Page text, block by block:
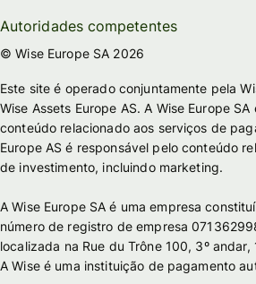
Autoridades competentes
© Wise Europe SA 2026
Este site é operado conjuntamente pela
Wise Assets Europe AS. A Wise Europe
conteúdo relacionado aos serviços de
Europe AS é responsável pelo conteúdo
de investimento, incluindo marketing.
A Wise Europe SA é uma empresa
número de registro de empresa
localizada na Rue du Trône 100, 3º
A Wise é uma instituição de pagamento